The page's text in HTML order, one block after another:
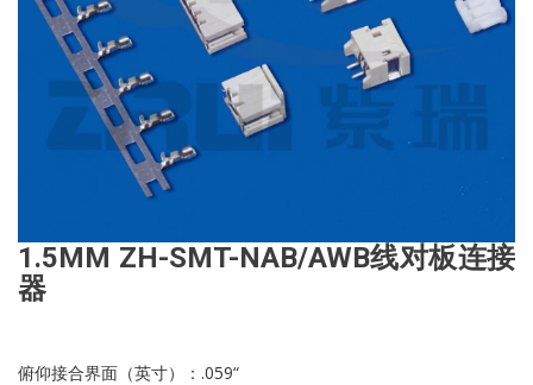
1.5MM ZH-SMT-NAB/AWB线对板连接
器
俯仰接合界面（英寸）：.059“